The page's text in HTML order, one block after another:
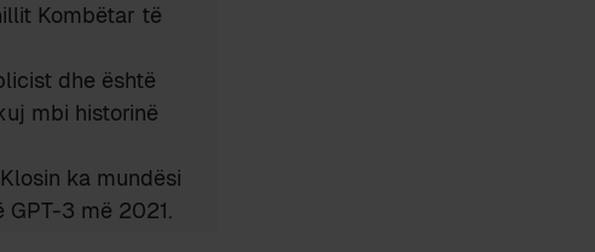
Kombëtar të
dhe është
mbi historinë
ka mundësi
3 më 2021.